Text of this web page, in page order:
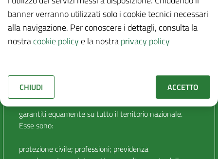
banner verranno utilizzati solo i cookie tecnici necessari
alla navigazione. Per conoscere i dettagli, consulta la
nostracookie policy e la nostraprivacy policy
CHIUDI ACCETTO
territorio nazionale e per erogare le prestazioni sociali di
natura fondamentale.
Quali sono le materie no-LEP?
materie no-LEP sono le materie che sono escluse dalla
necessaria determinazione dei LEP, in quanto non
riferibili ai diritti civili e sociali che devono essere
garantiti equamente su tutto il territorio nazionale.
Esse sono:
protezione civile; professioni; previdenza